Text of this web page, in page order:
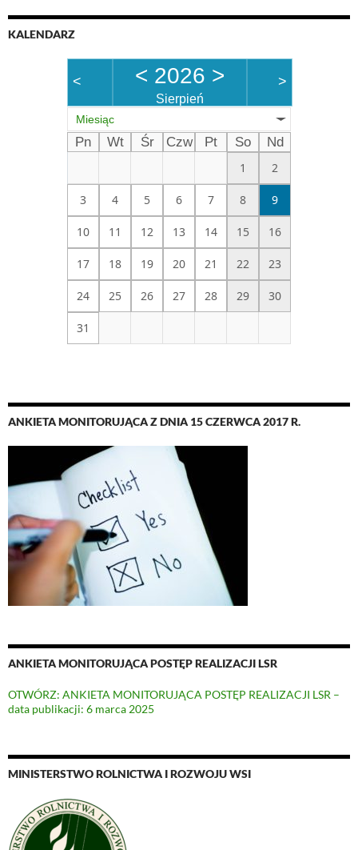
KALENDARZ
< < 2026 >
Sierpień
>
Miesiąc
Pn Wt Śr Czw Pt So
Nd
1
2
3 4 5 6 7 8 9
10 11 12 13 14 15 16
17 18 19 20 21 22 23
24 25 26 27 28 29 30
31
ANKIETA MONITORUJĄCA Z DNIA 15 CZERWCA 2017 R.
ANKIETA MONITORUJĄCA POSTĘP REALIZACJI LSR
OTWÓRZ: ANKIETA MONITORUJĄCA POSTĘP REALIZACJI LSR –
data publikacji: 6 marca 2025
MINISTERSTWO ROLNICTWA I ROZWOJU WSI